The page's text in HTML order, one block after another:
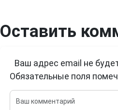
Оставить
Ваш адрес email не
Обязательные поля